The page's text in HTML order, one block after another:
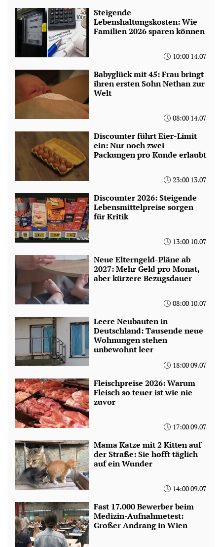
Steigende
Lebenshaltungskosten: Wie
Familien 2026 sparen können
10:00 14.07
Babyglück mit 45: Frau bringt
ihren ersten Sohn Nethan zur
Welt
08:00 14.07
Discounter führt Eier-Limit
ein: Nur noch zwei
Packungen pro Kunde erlaubt
23:00 13.07
Discounter 2026: Steigende
Lebensmittelpreise sorgen
für Kritik
13:00 10.07
Neue Elterngeld-Pläne ab
2027: Mehr Geld pro Monat,
aber kürzere Bezugsdauer
08:00 10.07
Leere Neubauten in
Deutschland: Tausende neue
Wohnungen stehen
unbewohnt leer
18:00 09.07
Fleischpreise 2026: Warum
Fleisch so teuer ist wie nie
zuvor
17:00 09.07
Mama Katze mit 2 Kitten auf
der Straße: Sie hofft täglich
auf ein Wunder
14:00 09.07
Fast 17.000 Bewerber beim
Medizin-Aufnahmetest:
Großer Andrang in Wien